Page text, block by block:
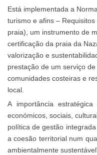
Está implementada a
turismo e afins –
praia), um instrumento de
certificação da praia da
valorização e
prestação de um serviço
comunidades costeiras e
local.
A importância
económicos, sociais,
política de gestão
a coesão territorial num
ambientalmente